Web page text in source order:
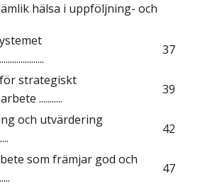
hälsa i uppföljning- och
37
strategiskt
...........
39
och utvärdering
42
som främjar god och
47